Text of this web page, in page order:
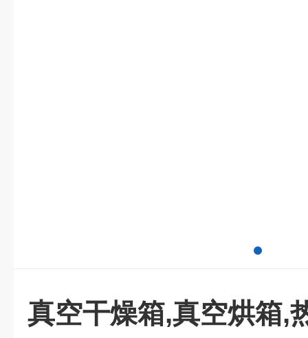
真空干燥箱,真空烘箱,